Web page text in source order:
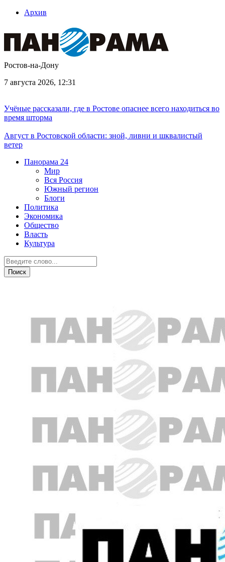
Архив
Ростов-на-Дону
7 августа 2026, 12:31
Учёные рассказали, где в Ростове опаснее всего находиться во
время шторма
Август в Ростовской области: зной, ливни и шквалистый
ветер
Панорама 24
Мир
Вся Россия
Южный регион
Блоги
Политика
Экономика
Общество
Власть
Культура